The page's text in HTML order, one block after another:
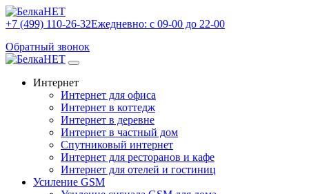
+7 (499) 110-26-32Ежедневно: с 09-00 до 22-00
Обратный звонок
Интернет
Интернет для офиса
Интернет в коттедж
Интернет в деревне
Интернет в частный дом
Спутниковый интернет
Интернет для ресторанов и кафе
Интернет для отелей и гостиниц
Усиление GSM